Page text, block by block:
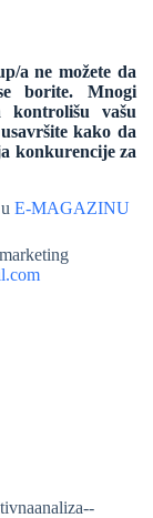
a ne možete da
borite. Mnogi
vašu
kako da
konkurencije za
E-MAGAZINU